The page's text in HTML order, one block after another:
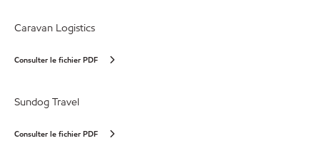
Caravan Logistics
Consulter le fichier PDF
Sundog Travel
Consulter le fichier PDF